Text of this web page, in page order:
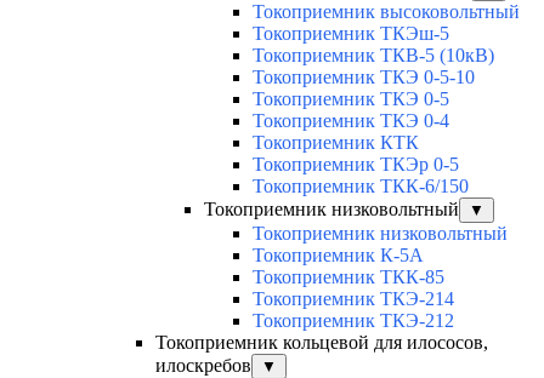
Токоприемник высоковольтный
Токоприемник ТКЭш-5
Токоприемник ТКВ-5 (10кВ)
Токоприемник ТКЭ 0-5-10
Токоприемник ТКЭ 0-5
Токоприемник ТКЭ 0-4
Токоприемник КТК
Токоприемник ТКЭр 0-5
Токоприемник ТКК-6/150
Токоприемник низковольтный
▼
Токоприемник низковольтный
Токоприемник К-5А
Токоприемник ТКК-85
Токоприемник ТКЭ-214
Токоприемник ТКЭ-212
Токоприемник кольцевой для илососов,
илоскребов
▼